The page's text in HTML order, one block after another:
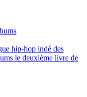
hip-hop indé des
le deuxième livre de